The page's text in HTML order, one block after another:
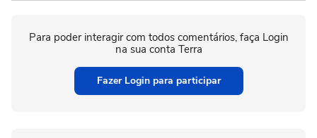
Para poder interagir com todos comentários, faça Login
na sua conta Terra
Fazer Login para participar